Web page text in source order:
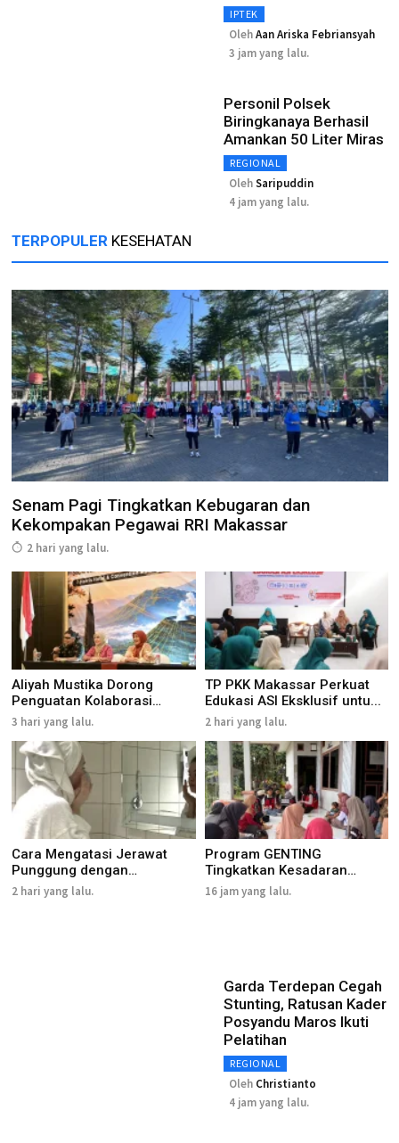
IPTEK
OlehAan Ariska Febriansyah
3 jam yang lalu.
Personil Polsek
Biringkanaya Berhasil
Amankan 50 Liter Miras
REGIONAL
OlehSaripuddin
4 jam yang lalu.
TERPOPULER KESEHATAN
Senam Pagi Tingkatkan Kebugaran dan
Kekompakan Pegawai RRI Makassar
2 hari yang lalu.
Aliyah Mustika Dorong
Penguatan Kolaborasi
Layanan...
3 hari yang lalu.
TP PKK Makassar Perkuat
Edukasi ASI Eksklusif untu...
2 hari yang lalu.
Cara Mengatasi Jerawat
Punggung dengan
Perawatan T...
2 hari yang lalu.
Program GENTING
Tingkatkan Kesadaran
Pencegahan St...
16 jam yang lalu.
Garda Terdepan Cegah
Stunting, Ratusan Kader
Posyandu Maros Ikuti
Pelatihan
REGIONAL
Oleh Christianto
4 jam yang lalu.